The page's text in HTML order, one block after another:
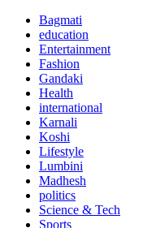
Bagmati
education
Entertainment
Fashion
Gandaki
Health
international
Karnali
Koshi
Lifestyle
Lumbini
Madhesh
politics
Science & Tech
Sports